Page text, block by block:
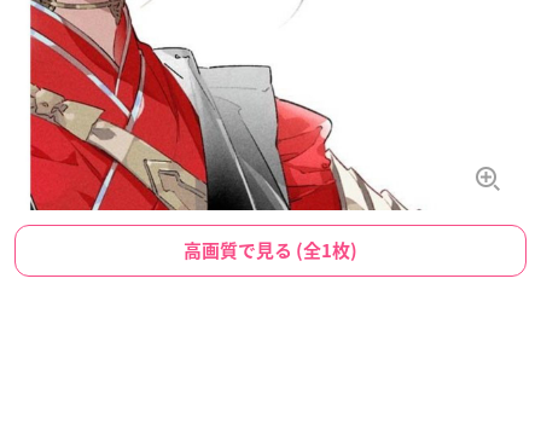
高画質で見る (全1枚)